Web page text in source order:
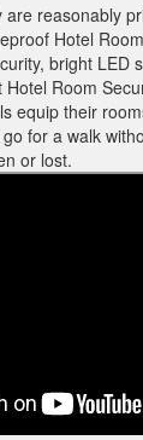
are reasonably
Hotel
bright LED
Hotel Room
equip their
for a walk
or lost.